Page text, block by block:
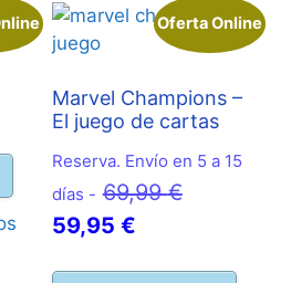
actual
24,95 €.
Oferta Online
Marvel Champions –
El juego de cartas
Reserva. Envío en 5 a 15
días - 69,99€El
59,95 €El